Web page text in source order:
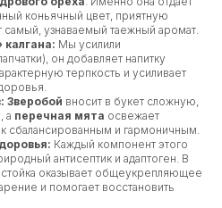
коньячный цвет, приятную
самый, узнаваемый таежный аромат.
Мы усилили
он добавляет напитку
терпкость и усиливает
Зверобой вносит в букет сложную,
а перечная мята освежает
сбалансированным и гармоничным.
Каждый компонент этого
антисептик и адаптоген. В
оказывает общеукрепляющее
и помогает восстановить